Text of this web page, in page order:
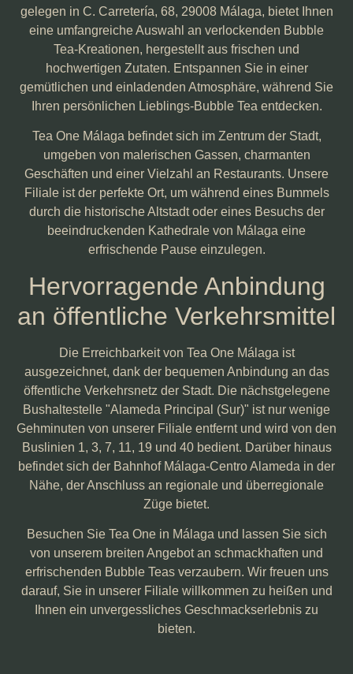
gelegen in C. Carretería, 68, 29008 Málaga, bietet Ihnen
eine umfangreiche Auswahl an verlockenden Bubble
Tea-Kreationen, hergestellt aus frischen und
hochwertigen Zutaten. Entspannen Sie in einer
gemütlichen und einladenden Atmosphäre, während Sie
Ihren persönlichen Lieblings-Bubble Tea entdecken.
Tea One Málaga befindet sich im Zentrum der Stadt,
umgeben von malerischen Gassen, charmanten
Geschäften und einer Vielzahl an Restaurants. Unsere
Filiale ist der perfekte Ort, um während eines Bummels
durch die historische Altstadt oder eines Besuchs der
beeindruckenden Kathedrale von Málaga eine
erfrischende Pause einzulegen.
Hervorragende Anbindung
an öffentliche Verkehrsmittel
Die Erreichbarkeit von Tea One Málaga ist
ausgezeichnet, dank der bequemen Anbindung an das
öffentliche Verkehrsnetz der Stadt. Die nächstgelegene
Bushaltestelle "Alameda Principal (Sur)" ist nur wenige
Gehminuten von unserer Filiale entfernt und wird von den
Buslinien 1, 3, 7, 11, 19 und 40 bedient. Darüber hinaus
befindet sich der Bahnhof Málaga-Centro Alameda in der
Nähe, der Anschluss an regionale und überregionale
Züge bietet.
Besuchen Sie Tea One in Málaga und lassen Sie sich
von unserem breiten Angebot an schmackhaften und
erfrischenden Bubble Teas verzaubern. Wir freuen uns
darauf, Sie in unserer Filiale willkommen zu heißen und
Ihnen ein unvergessliches Geschmackserlebnis zu
bieten.